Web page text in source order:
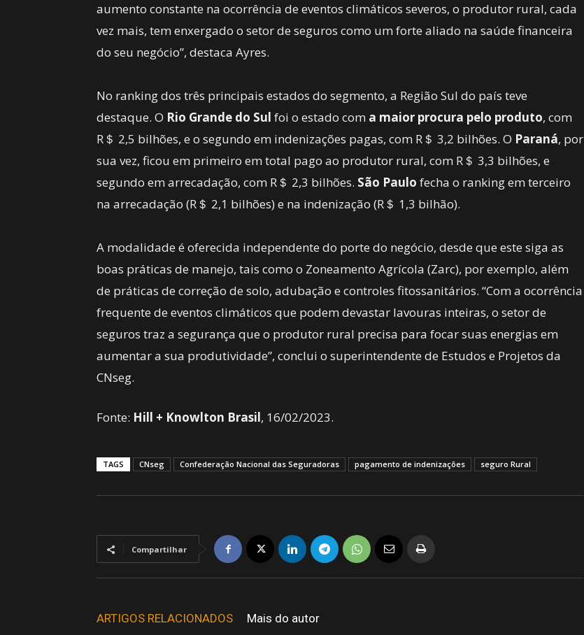
aumento constante na ocorrência de eventos climáticos severos, o produtor rural, cada
vez mais, tem enxergado o setor de seguros como um forte aliado na saúde financeira
do seu negócio”, destaca Ayres.
No ranking dos três principais estados do segmento, a Região Sul do país teve
destaque. O Rio Grande do Sul foi o estado com a maior procura pelo produto, com
R＄ 2,5 bilhões, e o segundo em indenizações pagas, com R＄ 3,2 bilhões. O Paraná, por
sua vez, ficou em primeiro em total pago ao produtor rural, com R＄ 3,3 bilhões, e
segundo em arrecadação, com R＄ 2,3 bilhões. São Paulo fecha o ranking em terceiro
na arrecadação (R＄ 2,1 bilhões) e na indenização (R＄ 1,3 bilhão).
A modalidade é oferecida independente do porte do negócio, desde que este siga as
boas práticas de manejo, tais como o Zoneamento Agrícola (Zarc), por exemplo, além
de práticas de correção de solo, adubação e controles fitossanitários. “Com a ocorrência
frequente de eventos climáticos que podem devastar lavouras inteiras, o setor de
seguros traz a segurança que o produtor rural precisa para focar suas energias em
aumentar a sua produtividade”, conclui o superintendente de Estudos e Projetos da
CNseg.
Fonte: Hill + Knowlton Brasil, 16/02/2023.
TAGS CNseg Confederação Nacional das Seguradoras pagamento de indenizações seguro Rural
Compartilhar
ARTIGOS RELACIONADOS Mais do autor